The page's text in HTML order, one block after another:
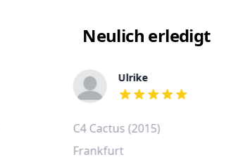
Neulich erledigt
Ulrike
out of 5 stars
C4 Cactus (2015)
Frankfurt